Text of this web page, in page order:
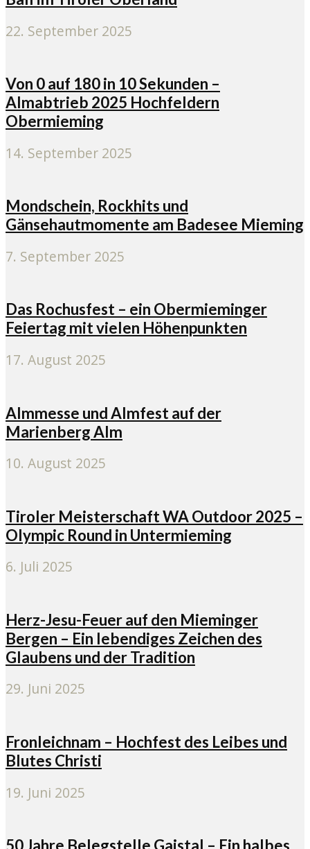
22. September 2025
Von 0 auf 180 in 10 Sekunden –
Almabtrieb 2025 Hochfeldern
Obermieming
14. September 2025
Mondschein, Rockhits und
Gänsehautmomente am Badesee Mieming
7. September 2025
Das Rochusfest – ein Obermieminger
Feiertag mit vielen Höhenpunkten
17. August 2025
Almmesse und Almfest auf der
Marienberg Alm
10. August 2025
Tiroler Meisterschaft WA Outdoor 2025 –
Olympic Round in Untermieming
6. Juli 2025
Herz-Jesu-Feuer auf den Mieminger
Bergen – Ein lebendiges Zeichen des
Glaubens und der Tradition
29. Juni 2025
Fronleichnam – Hochfest des Leibes und
Blutes Christi
19. Juni 2025